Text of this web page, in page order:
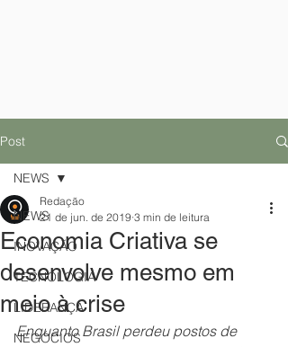
Post
NEWS
INOVAÇÃO
TECNOLOGIA
LIDERANÇA
NEGÓCIOS
NEWS
Economia Criativa se
desenvolve mesmo em
meio à crise
Redação
21 de jun. de 2019 3 min de leitura
Enquanto Brasil perdeu postos de